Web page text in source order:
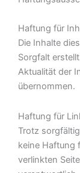
Haftung für
Die Inhalte
Sorgfalt
Aktualität der
übernommen.
Haftung für
Trotz
keine Haftung
verlinkten